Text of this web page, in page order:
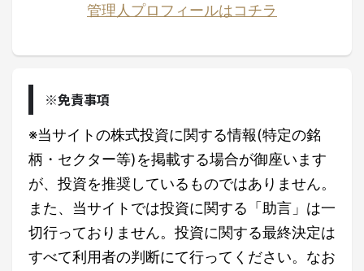
管理人プロフィールはコチラ
※免責事項
※当サイトの株式投資に関する情報(特定の銘
柄・セクター等)を掲載する場合が御座います
が、投資を推奨しているものではありません。
また、当サイトでは投資に関する「助言」は一
切行っておりません。投資に関する最終決定は
すべて利用者の判断にて行ってください。なお